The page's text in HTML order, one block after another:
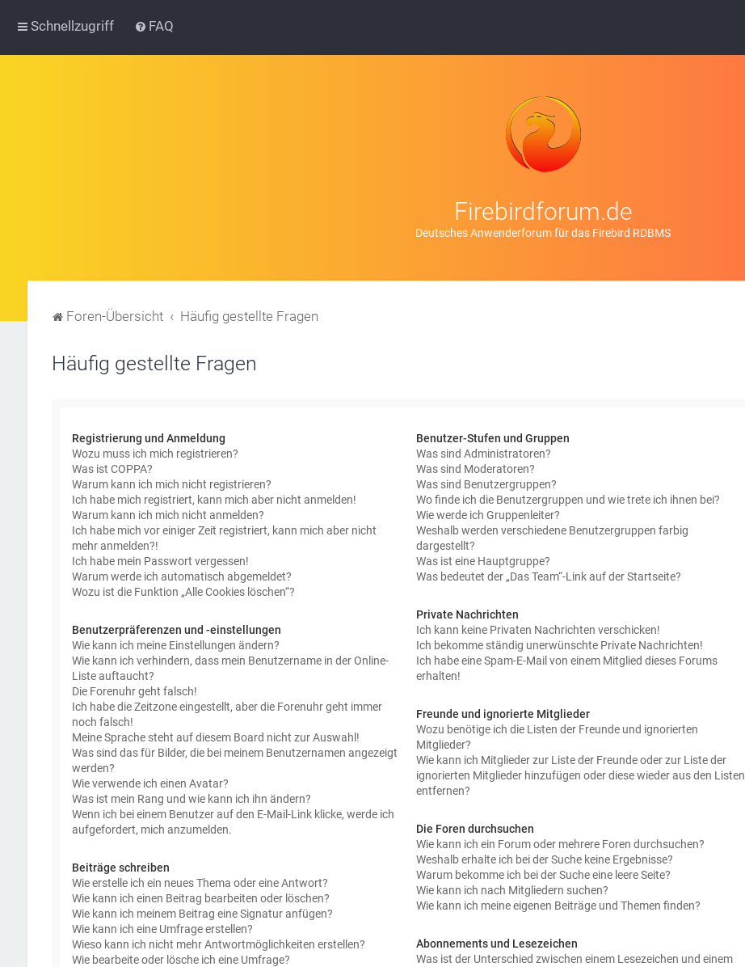
Schnellzugriff FAQ
Firebirdforum.de
Deutsches Anwenderforum für das Firebird RDBMS
Foren-Übersicht Häufig gestellte Fragen
Häufig gestellte Fragen
Registrierung und Anmeldung
Wozu muss ich mich registrieren?
Was ist COPPA?
Warum kann ich mich nicht registrieren?
Ich habe mich registriert, kann mich aber nicht anmelden!
Warum kann ich mich nicht anmelden?
Ich habe mich vor einiger Zeit registriert, kann mich aber nicht
mehr anmelden?!
Ich habe mein Passwort vergessen!
Warum werde ich automatisch abgemeldet?
Wozu ist die Funktion „Alle Cookies löschen“?
Benutzerpräferenzen und -einstellungen
Wie kann ich meine Einstellungen ändern?
Wie kann ich verhindern, dass mein Benutzername in der Online-
Liste auftaucht?
Die Forenuhr geht falsch!
Ich habe die Zeitzone eingestellt, aber die Forenuhr geht immer
noch falsch!
Meine Sprache steht auf diesem Board nicht zur Auswahl!
Was sind das für Bilder, die bei meinem Benutzernamen angezeigt
werden?
Wie verwende ich einen Avatar?
Was ist mein Rang und wie kann ich ihn ändern?
Wenn ich bei einem Benutzer auf den E-Mail-Link klicke, werde ich
aufgefordert, mich anzumelden.
Beiträge schreiben
Wie erstelle ich ein neues Thema oder eine Antwort?
Wie kann ich einen Beitrag bearbeiten oder löschen?
Wie kann ich meinem Beitrag eine Signatur anfügen?
Wie kann ich eine Umfrage erstellen?
Wieso kann ich nicht mehr Antwortmöglichkeiten erstellen?
Wie bearbeite oder lösche ich eine Umfrage?
Benutzer-Stufen und Gruppen
Was sind Administratoren?
Was sind Moderatoren?
Was sind Benutzergruppen?
Wo finde ich die Benutzergruppen und wie trete ich ihnen bei?
Wie werde ich Gruppenleiter?
Weshalb werden verschiedene Benutzergruppen farbig
dargestellt?
Was ist eine Hauptgruppe?
Was bedeutet der „Das Team“-Link auf der Startseite?
Private Nachrichten
Ich kann keine Privaten Nachrichten verschicken!
Ich bekomme ständig unerwünschte Private Nachrichten!
Ich habe eine Spam-E-Mail von einem Mitglied dieses Forums
erhalten!
Freunde und ignorierte Mitglieder
Wozu benötige ich die Listen der Freunde und ignorierten
Mitglieder?
Wie kann ich Mitglieder zur Liste der Freunde oder zur Liste der
ignorierten Mitglieder hinzufügen oder diese wieder aus den Listen
entfernen?
Die Foren durchsuchen
Wie kann ich ein Forum oder mehrere Foren durchsuchen?
Weshalb erhalte ich bei der Suche keine Ergebnisse?
Warum bekomme ich bei der Suche eine leere Seite?
Wie kann ich nach Mitgliedern suchen?
Wie kann ich meine eigenen Beiträge und Themen finden?
Abonnements und Lesezeichen
Was ist der Unterschied zwischen einem Lesezeichen und einem